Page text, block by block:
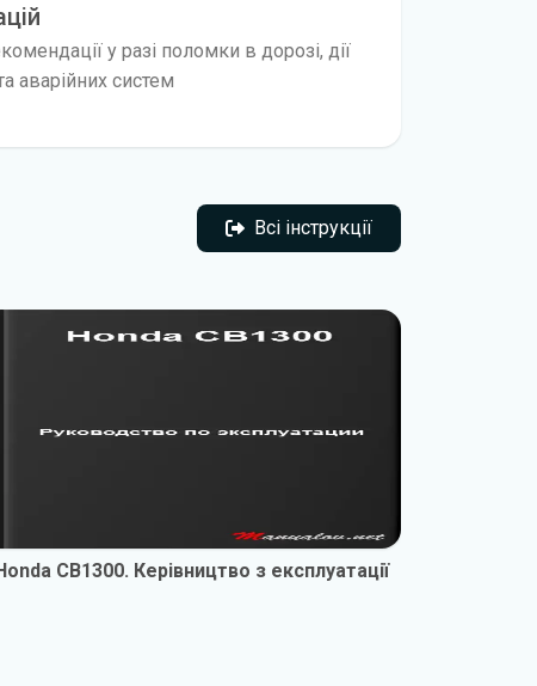
у разі поломки в дорозі, дії
аварійних систем
Всі інструкції
Всі інструкції
CB1300. Керівництво з експлуатації